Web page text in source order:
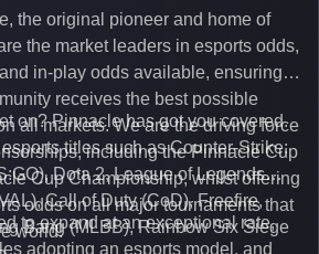
the original pioneer and home of
the market leaders in esports odds,
in-play odds available, ensuring
receives the best possible
all markets. We are the driving force
including the Pinnacle Cup
Cup Championship, whilst offering
odds on all major tournaments that
world.
on? Pinnacle has got you covered.
titles such as Counter-Strike:
Dota 2, League of Legends
Call of Duty (CoD), Freefire,
Bang (MLBB), Rainbow Six Siege
to expand at an exceptional rate,
adopting an esports model, and